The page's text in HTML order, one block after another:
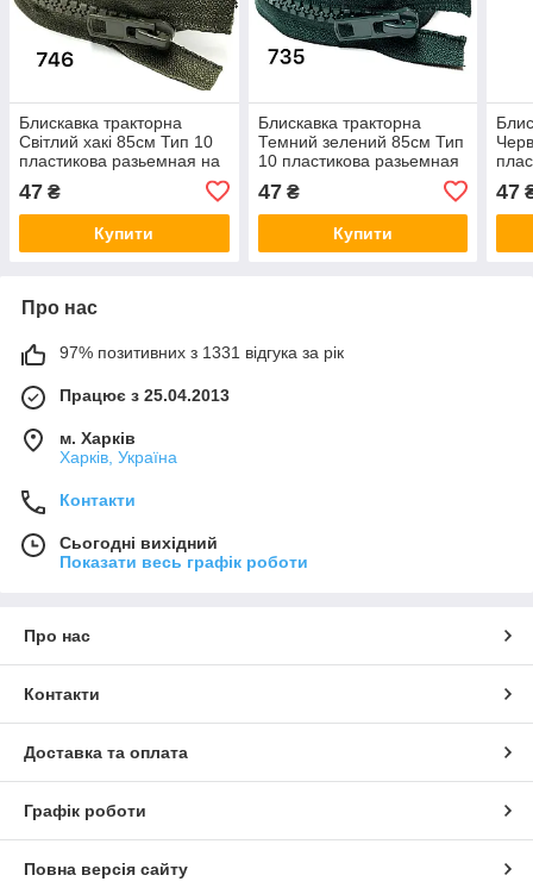
Блискавка тракторна
Світлий хакі 85см Тип 10
пластикова разьемная на
47 ₴
Купити
Блискавка тракторна
Темний зелений 85см Тип
10 пластикова разьемная
47₴
Купити
47
Про нас
97% позитивних з 1331 відгука за рік
Працює з 25.04.2013
м. Харків
Харків, Україна
Контакти
Сьогодні вихідний
Показати весь графік роботи
Про нас
Контакти
Доставка та оплата
Графік роботи
Повна версія сайту